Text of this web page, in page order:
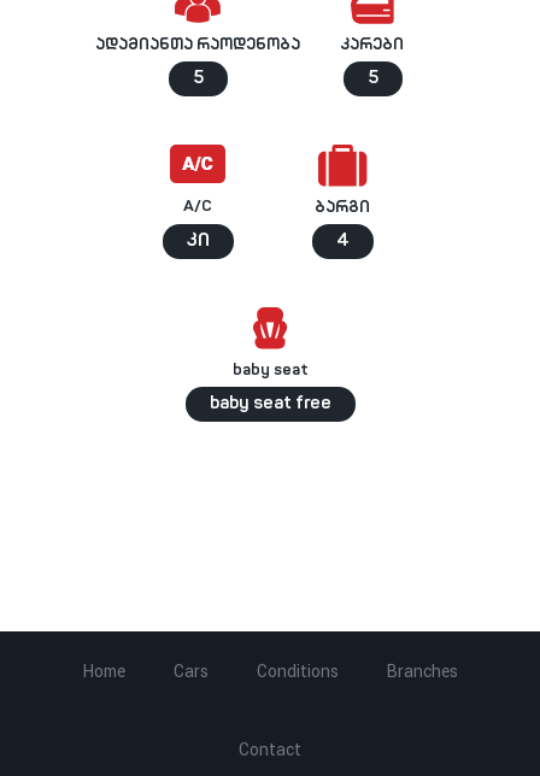
ადამიანთა რაოდენობა
5
კარები
5
A/C
კი
ბარგი
4
baby seat
baby seat free
Home Cars Conditions Branches
Contact